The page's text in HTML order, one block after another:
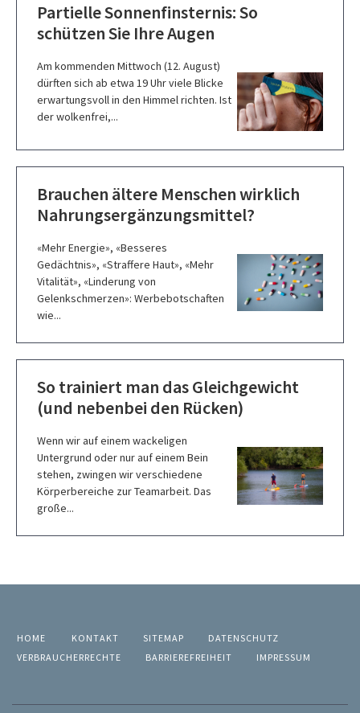
Partielle Sonnenfinsternis: So
schützen Sie Ihre Augen
Am kommenden Mittwoch (12. August)
dürften sich ab etwa 19 Uhr viele Blicke
erwartungsvoll in den Himmel richten. Ist
der wolkenfrei,...
Brauchen ältere Menschen wirklich
Nahrungsergänzungsmittel?
«Mehr Energie», «Besseres
Gedächtnis», «Straffere Haut», «Mehr
Vitalität», «Linderung von
Gelenkschmerzen»: Werbebotschaften
wie...
So trainiert man das Gleichgewicht
(und nebenbei den Rücken)
Wenn wir auf einem wackeligen
Untergrund oder nur auf einem Bein
stehen, zwingen wir verschiedene
Körperbereiche zur Teamarbeit. Das
große...
HOME KONTAKT SITEMAP
DATENSCHUTZ
VERBRAUCHERRECHTE
BARRIEREFREIHEIT IMPRESSUM